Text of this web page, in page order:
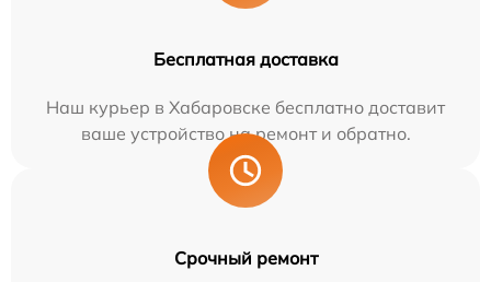
Бесплатная доставка
Наш курьер в Хабаровске бесплатно доставит
ваше устройство на ремонт и обратно.
Срочный ремонт